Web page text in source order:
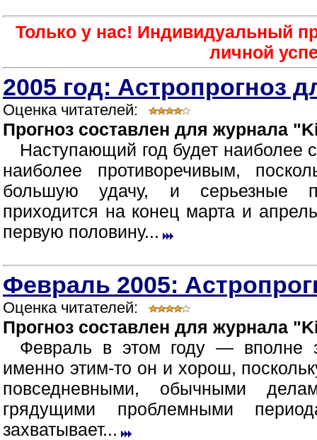
Только у нас! Индивидуальный
личной
2005 год: Астропрогноз
Оценка читателей:
Прогноз составлен для журнала
Наступающий год будет наиболее
наиболее противоречивым,
большую удачу, и серьезные
приходится на конец марта и
первую половину...
Февраль 2005:
Оценка читателей:
Прогноз составлен для журнала
Февраль в этом году — вполне
именно этим-то он и хорош,
повседневными, обычными
грядущими проблемными
захватывает...